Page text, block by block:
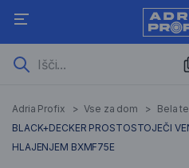
Adria Profix > Vse za dom > Bela
BLACK+DECKER PROSTOSTOJEČI
HLAJENJEM BXMF75E